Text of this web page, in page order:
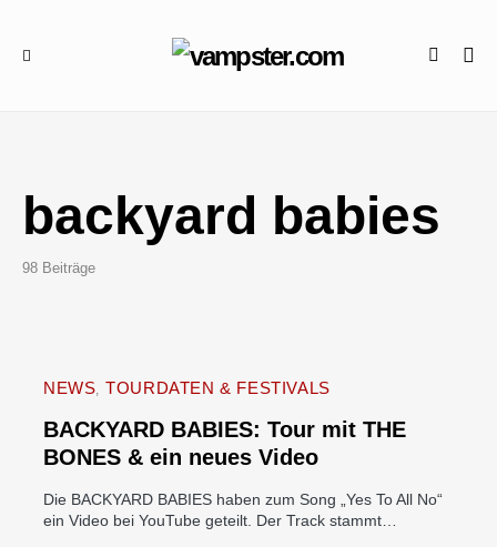
backyard babies
98 Beiträge
NEWS TOURDATEN & FESTIVALS
BACKYARD BABIES: Tour mit THE
BONES & ein neues Video
Die BACKYARD BABIES haben zum Song „Yes To All No“
ein Video bei YouTube geteilt. Der Track stammt…